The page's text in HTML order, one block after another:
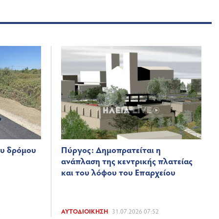
δρόμου
Πύργος: Δημοπρατείται η
ανάπλαση της κεντρικής πλατείας
και του λόφου του Επαρχείου
ΑΥΤΟΔΙΟΊΚΗΣΗ 31.07.2026 07:52